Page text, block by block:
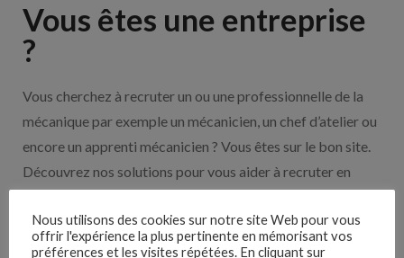
Vous êtes une entreprise
?
Vous cherchez à recruter un ou une professionnelle de la
mécanique par exemple un mécanicien, un chef d’atelier ou
encore un apprenti mécanicien ? Vous êtes sur le bon site.
Découvrez nos solutions pour vous aider à recruter en
Nous utilisons des cookies sur notre site Web pour vous
offrir l'expérience la plus pertinente en mémorisant vos
préférences et les visites répétées. En cliquant sur